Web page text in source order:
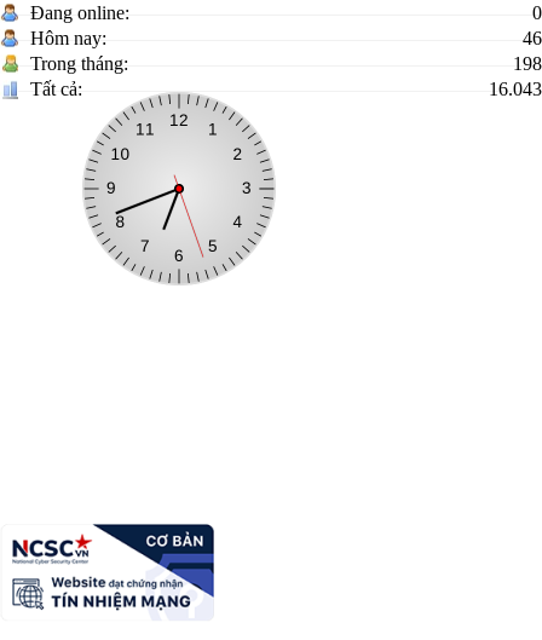
Đang online:
0
Hôm nay:
46
Trong tháng:
198
Tất cả:
16.043